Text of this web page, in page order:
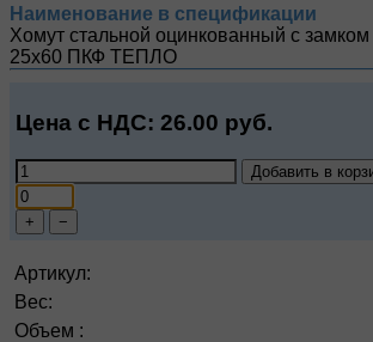
Наименование в спецификации
Хомут стальной оцинкованный с
25х60 ПКФ ТЕПЛО
Цена с НДС: 26.00 руб.
Добавить в
+ −
Артикул:
Вес:
Объем :